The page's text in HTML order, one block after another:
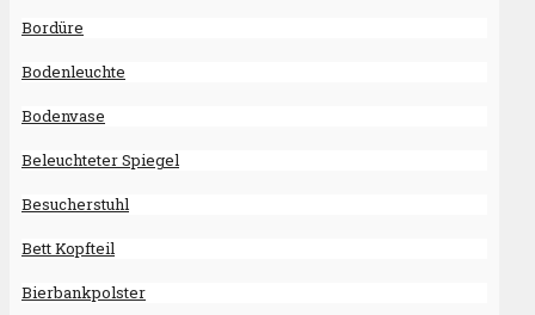
Bordüre
Bodenleuchte
Bodenvase
Beleuchteter Spiegel
Besucherstuhl
Bett Kopfteil
Bierbankpolster